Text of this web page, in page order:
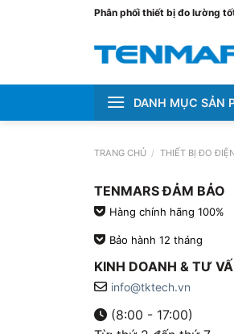
Phân phối thiết bị đo lường
DANH MỤC SẢN
TRANG CHỦ / THIẾT BỊ ĐO
TENMARS ĐẢM BẢO
Hàng chính hãng 100%
Bảo hành 12 tháng
KINH DOANH & TƯ
info@tktech.vn
(8:00 - 17:00)